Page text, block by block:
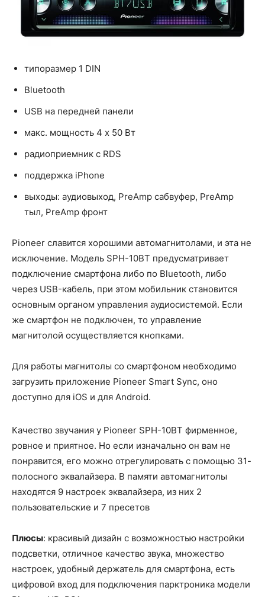
типоразмер 1 DIN
Bluetooth
USB на передней панели
макс. мощность 4 x 50 Вт
радиоприемник с RDS
поддержка iPhone
выходы: аудиовыход, PreAmp сабвуфер, PreAmp
тыл, PreAmp фронт
Pioneer славится хорошими автомагнитолами, и эта не
исключение. Модель SPH-10BT предусматривает
подключение смартфона либо по Bluetooth, либо
через USB-кабель, при этом мобильник становится
основным органом управления аудиосистемой. Если
же смартфон не подключен, то управление
магнитолой осуществляется кнопками.
Для работы магнитолы со смартфоном необходимо
загрузить приложение Pioneer Smart Sync, оно
доступно для iOS и для Android.
Качество звучания у Pioneer SPH-10BT фирменное,
ровное и приятное. Но если изначально он вам не
понравится, его можно отрегулировать с помощью 31-
полосного эквалайзера. В памяти автомагнитолы
находятся 9 настроек эквалайзера, из них 2
пользовательские и 7 пресетов
Плюсы: красивый дизайн с возможностью настройки
подсветки, отличное качество звука, множество
настроек, удобный держатель для смартфона, есть
цифровой вход для подключения парктроника модели